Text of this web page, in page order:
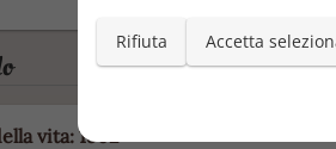
vita: 1902
Rifiuta Accetta